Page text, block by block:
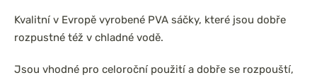
Kvalitní v Evropě vyrobené PVA sáčky, které jsou dobře
rozpustné též v chladné vodě.
Jsou vhodné pro celoroční použití a dobře se rozpouští,